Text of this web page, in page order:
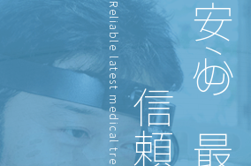
Reliable latest medical treatment